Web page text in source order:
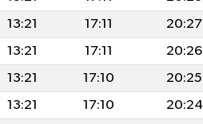
13:21 17:11 20:27
13:21 17:11 20:26
13:21 17:10 20:25
13:21 17:10 20:24